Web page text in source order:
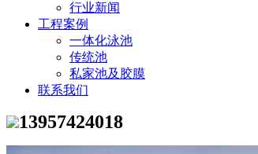
行业新闻
工程案例
一体化泳池
传统池
私家池及胶膜
联系我们
13957424018